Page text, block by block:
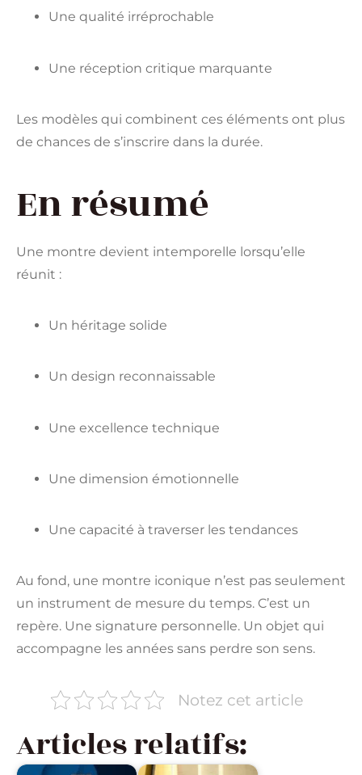
Une qualité irréprochable
Une réception critique marquante
Les modèles qui combinent ces éléments ont plus
de chances de s’inscrire dans la durée.
En résumé
Une montre devient intemporelle lorsqu’elle
réunit :
Un héritage solide
Un design reconnaissable
Une excellence technique
Une dimension émotionnelle
Une capacité à traverser les tendances
Au fond, une montre iconique n’est pas seulement
un instrument de mesure du temps. C’est un
repère. Une signature personnelle. Un objet qui
accompagne les années sans perdre son sens.
Notez cet article
Articles relatifs: